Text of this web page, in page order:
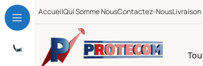
AccueilQui Somme NousContactez-NousLivraison